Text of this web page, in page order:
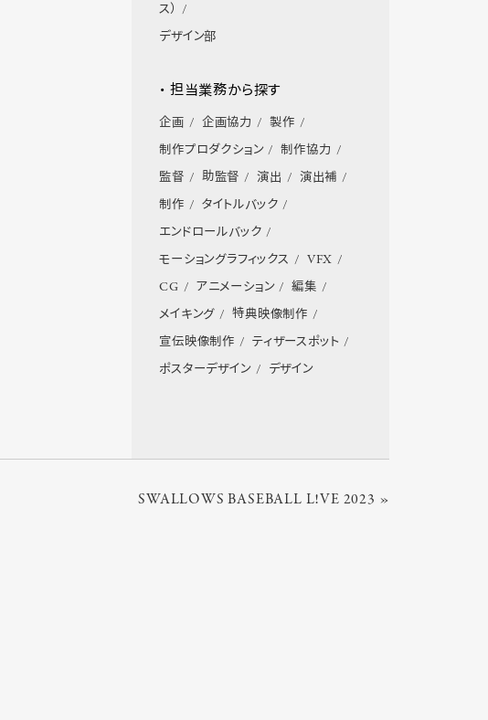
ス）
デザイン部
・ 担当業務から探す
企画 企画協力
製作
制作プロダクション
制作協力
監督
助監督 演出
演出補
制作
タイトルバック
エンドロールバック
モーショングラフィックス
VFX
CG
アニメーション
編集
メイキング
特典映像制作
宣伝映像制作
ティザースポット
ポスターデザイン
デザイン
SWALLOWS BASEBALL L!VE 2023 »